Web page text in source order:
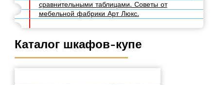
сравнительными таблицами. Советы от
мебельной фабрики Арт Люкс.
Каталог шкафов-купе